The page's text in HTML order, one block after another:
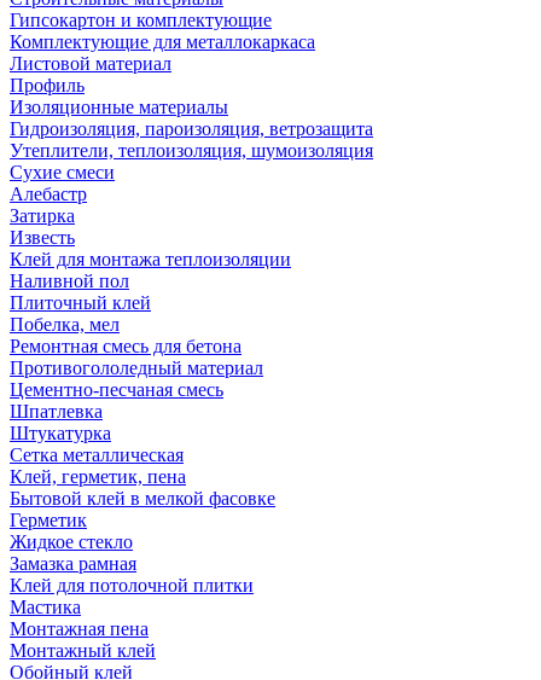
Гипсокартон и комплектующие
Комплектующие для металлокаркаса
Листовой материал
Профиль
Изоляционные материалы
Гидроизоляция, пароизоляция, ветрозащита
Утеплители, теплоизоляция, шумоизоляция
Сухие смеси
Алебастр
Затирка
Известь
Клей для монтажа теплоизоляции
Наливной пол
Плиточный клей
Побелка, мел
Ремонтная смесь для бетона
Противогололедный материал
Цементно-песчаная смесь
Шпатлевка
Штукатурка
Сетка металлическая
Клей, герметик, пена
Бытовой клей в мелкой фасовке
Герметик
Жидкое стекло
Замазка рамная
Клей для потолочной плитки
Мастика
Монтажная пена
Монтажный клей
Обойный клей